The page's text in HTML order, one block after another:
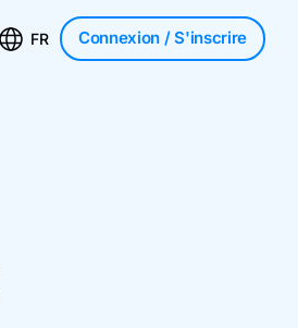
FR Connexion / S'inscrire